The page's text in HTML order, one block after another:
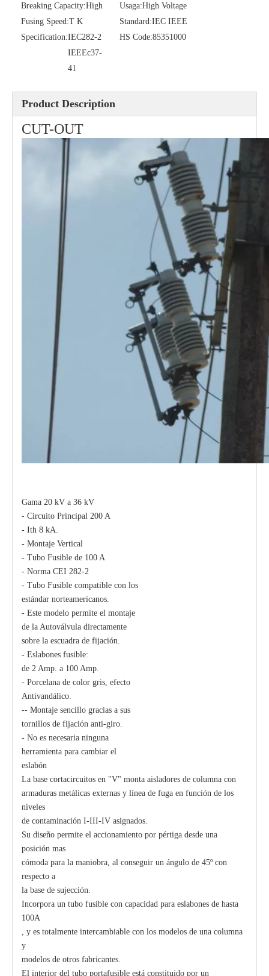
Polymer Fuse Cutout, Drop out Fuses 24kv 200A
Polymer Fuse Cutout, Drop out Fuses 24 Kv 300A
Breaking Capacity:High Usaga:High Voltage
Fusing Speed:T K Standard:IEC IEEE
Specification:IEC282-2
IEEEc37-
41
HS Code:85351000
Product Description
CUT-OUT
Gama 20 kV a 36 kV
- Circuito Principal 200 A
- Ith 8 kA.
- Montaje Vertical
- Tubo Fusible de 100 A
- Norma CEI 282-2
- Tubo Fusible compatible con los
estándar norteamericanos.
- Este modelo permite el montaje
de la Autoválvula directamente
sobre la escuadra de fijación.
- Eslabones fusible:
de 2 Amp. a 100 Amp.
- Porcelana de color gris, efecto
Antivandálico.
-- Montaje sencillo gracias a sus
tornillos de fijación anti-giro.
- No es necesaria ninguna
herramienta para cambiar el
eslabón
La base cortacircuitos en "V" monta aisladores de columna con
armaduras metálicas externas y línea de fuga en función de los
niveles
de contaminación I-III-IV asignados.
Su diseño permite el accionamiento por pértiga desde una
posición mas
cómoda para la maniobra, al conseguir un ángulo de 45º con
respecto a
la base de sujección.
Incorpora un tubo fusible con capacidad para eslabones de hasta
100A
, y es totalmente intercambiable con los modelos de una columna
y
modelos de otros fabricantes.
El interior del tubo portafusible está constituido por un